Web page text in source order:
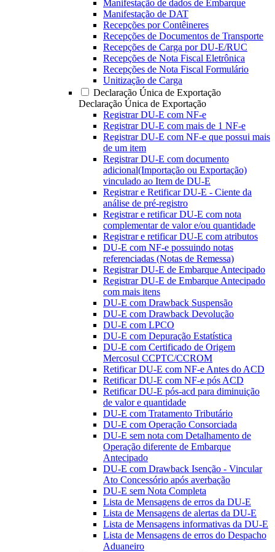
Manifestação de dados de Embarque
Manifestação de DAT
Recepções por Contêineres
Recepções de Documentos de Transporte
Recepções de Carga por DU-E/RUC
Recepções de Nota Fiscal Eletrônica
Recepções de Nota Fiscal Formulário
Unitização de Carga
Declaração Única de Exportação
Declaração Única de Exportação
Registrar DU-E com NF-e
Registrar DU-E com mais de 1 NF-e
Registrar DU-E com NF-e que possui mais
de um item
Registrar DU-E com documento
adicional(Importação ou Exportação)
vinculado ao Item de DU-E
Registrar e Retificar DU-E - Ciente da
análise de pré-registro
Registrar e retificar DU-E com nota
complementar de valor e/ou quantidade
Registrar e retificar DU-E com atributos
DU-E com NF-e possuindo notas
referenciadas (Notas de Remessa)
Registrar DU-E de Embarque Antecipado
Registrar DU-E de Embarque Antecipado
com mais itens
DU-E com Drawback Suspensão
DU-E com Drawback Devolução
DU-E com LPCO
DU-E com Depuração Estatística
DU-E com Certificado de Origem
Mercosul CCPTC/CCROM
Retificar DU-E com NF-e Antes do ACD
Retificar DU-E com NF-e pós ACD
Retificar DU-E pós-acd para diminuição
de valor e quantidade
DU-E com Tratamento Tributário
DU-E com Operação Consorciada
DU-E sem nota com Detalhamento de
Operação diferente de Embarque
Antecipado
DU-E com Drawback Isenção - Vincular
Ato Concessório após averbação
DU-E sem Nota Completa
Lista de Mensagens de erros da DU-E
Lista de Mensagens de alertas da DU-E
Lista de Mensagens informativas da DU-E
Lista de Mensagens de erros do Despacho
Aduaneiro